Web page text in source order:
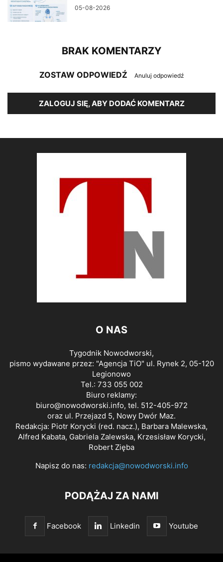
05-08-2026
BRAK KOMENTARZY
ZOSTAW ODPOWIEDŹ Anuluj odpowiedź
ZALOGUJ SIĘ, ABY DODAĆ KOMENTARZ
O NAS
Tygodnik Nowodworski,
pismo wydawane przez: "Agencja TiO" ul. Rynek 2, 05-120
Legionowo
Tel.: 733 055 002
Biuro reklamy:
biuro@nowodworski.info, tel. 512-405-972
oraz ul. Przejazd 5, Nowy Dwór Maz.
Redakcja: Piotr Korycki (red. nacz.), Barbara Malewska,
Alfred Kabata, Gabriela Zalewska, Krzesisław Korycki,
Robert Zięba
Napisz do nas: redakcja@nowodworski.info
PODĄŻAJ ZA NAMI
Facebook Linkedin Youtube